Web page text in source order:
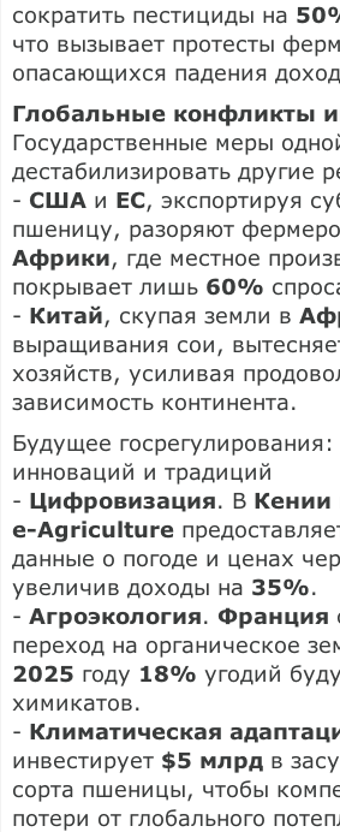
сократить пестициды на
что вызывает протесты
опасающихся падения
Глобальные конфликты
Государственные меры
дестабилизировать другие
- США и ЕС, экспортируя
пшеницу, разоряют
Африки, где местное
покрывает лишь 60%
- Китай, скупая земли в
выращивания сои,
хозяйств, усиливая
зависимость континента.
Будущее госрегулирования:
инноваций и традиций
- Цифровизация. В Кении
e-Agriculture
данные о погоде и ценах
увеличив доходы на 35%.
- Агроэкология. Франция
переход на органическое
2025 году 18% угодий
химикатов.
- Климатическая
инвестирует $5 млрд в
сорта пшеницы, чтобы
потери от глобального